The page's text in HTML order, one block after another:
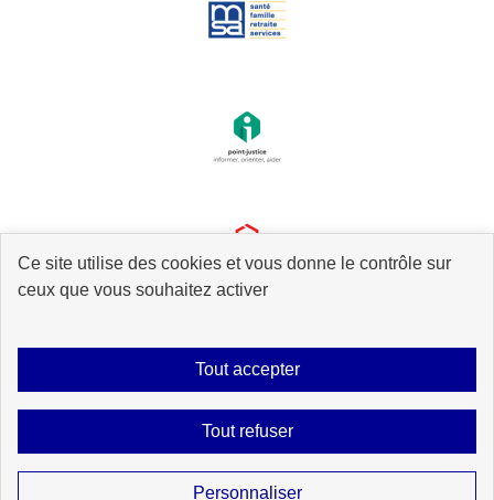
Ce site utilise des cookies et vous donne le contrôle sur
ceux que vous souhaitez activer
Tout accepter
Tout refuser
Personnaliser
Plan du site Accessibilité : partiellement conforme Mentions légales
Gestion des cookies